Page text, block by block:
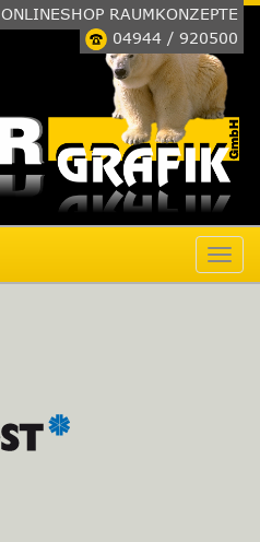
ONLINESHOP RAUMKONZEPTE
04944 / 920500